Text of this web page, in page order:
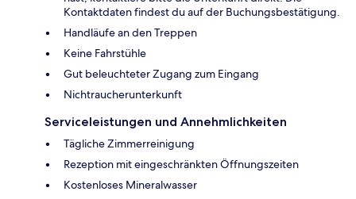
Kontaktdaten findest du auf der Buchungsbestätigung.
Handläufe an den Treppen
Keine Fahrstühle
Gut beleuchteter Zugang zum Eingang
Nichtraucherunterkunft
Serviceleistungen und Annehmlichkeiten
Tägliche Zimmerreinigung
Rezeption mit eingeschränkten Öffnungszeiten
Kostenloses Mineralwasser